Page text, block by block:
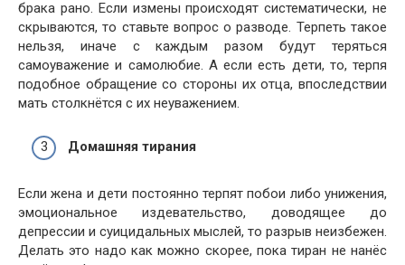
брака рано. Если измены происходят систематически, не
скрываются, то ставьте вопрос о разводе. Терпеть такое
нельзя, иначе с каждым разом будут теряться
самоуважение и самолюбие. А если есть дети, то, терпя
подобное обращение со стороны их отца, впоследствии
мать столкнётся с их неуважением.
Домашняя тирания
Если жена и дети постоянно терпят побои либо унижения,
эмоциональное издевательство, доводящее до
депрессии и суицидальных мыслей, то разрыв неизбежен.
Делать это надо как можно скорее, пока тиран не нанёс